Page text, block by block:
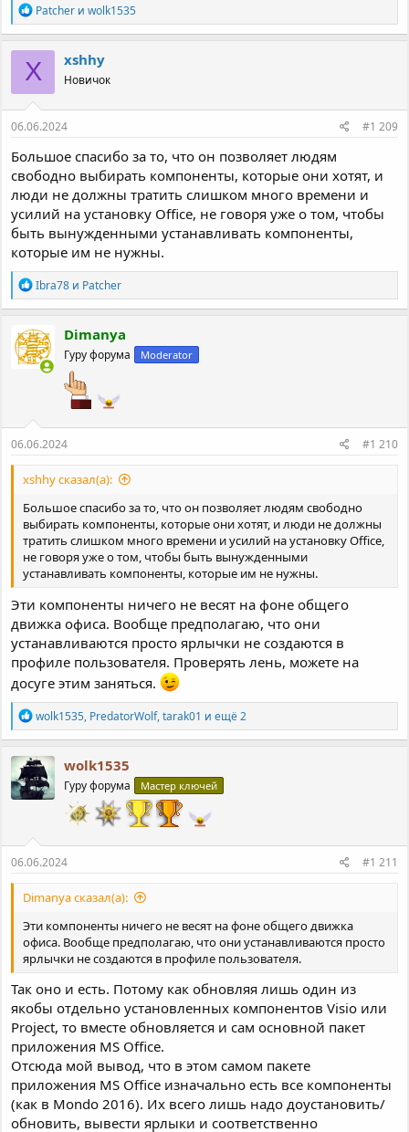
Р
е
а
к
ц
и
и
:
Patcher иwolk1535
X xshhy
Новичок
06.06.2024 #1 209
Большое спасибо за то, что он позволяет людям
свободно выбирать компоненты, которые они хотят, и
люди не должны тратить слишком много времени и
усилий на установку Office, не говоря уже о том, чтобы
быть вынужденными устанавливать компоненты,
которые им не нужны.
Р
е
а
к
ц
и
и
Ibra78 и Patcher
Dimanya
Гуру форума Moderator
06.06.2024 #1 210
xshhy сказал(а):
Большое спасибо за то, что он позволяет людям свободно
выбирать компоненты, которые они хотят, и люди не должны
тратить слишком много времени и усилий на установку Office,
не говоря уже о том, чтобы быть вынужденными
устанавливать компоненты, которые им не нужны.
Эти компоненты ничего не весят на фоне общего
движка офиса. Вообще предполагаю, что они
устанавливаются просто ярлычки не создаются в
профиле пользователя. Проверять лень, можете на
досуге этим заняться.
Р
е
а
к
ц
и
и
wolk1535, PredatorWolf,tarak01 и ещё 2
wolk1535
Гуру форума Мастер ключей
06.06.2024 #1 211
Dimanya сказал(а):
Эти компоненты ничего не весят на фоне общего движка
офиса. Вообще предполагаю, что они устанавливаются просто
ярлычки не создаются в профиле пользователя.
Так оно и есть. Потому как обновляя лишь один из
якобы отдельно установленных компонентов Visio или
Project, то вместе обновляется и сам основной пакет
приложения MS Office.
Отсюда мой вывод, что в этом самом пакете
приложения MS Office изначально есть все компоненты
(как в Mondo 2016). Их всего лишь надо доустановить/
обновить, вывести ярлыки и соответственно